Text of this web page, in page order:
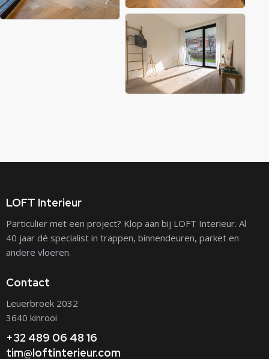
LOFT Interieur
Particulier met een project? Klop aan bij LOFT Interieur. Al
40 jaar dé specialist in trappen, binnendeuren, parket en
andere vloeren.
Contact
Leuerbroek 2032
3640 kinrooi
+32 489 06 48 16
tim@loftinterieur.com